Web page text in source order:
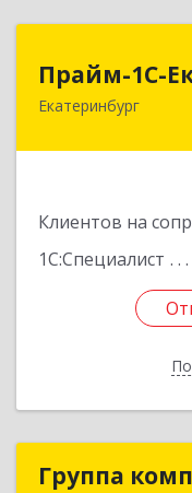
Прайм-1С-
Екатеринбург
Клиентов на
1С:Специалист
620142,
Группа